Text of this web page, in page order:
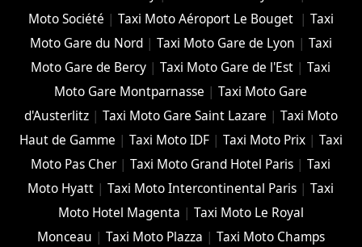
Moto Société | Taxi Moto Aéroport Le Bouget | Taxi
Moto Gare du Nord| Taxi Moto Gare de Lyon | Taxi
Moto Gare de Bercy |Taxi Moto Gare de l'Est |Taxi
Moto Gare Montparnasse |Taxi Moto Gare
d'Austerlitz| Taxi Moto Gare Saint Lazare | Taxi Moto
Haut de Gamme | Taxi Moto IDF| Taxi Moto Prix| Taxi
Moto Pas Cher |Taxi Moto Grand Hotel Paris |Taxi
Moto Hyatt |Taxi Moto Intercontinental Paris |Taxi
Moto Hotel Magenta | Taxi Moto Le Royal
Monceau | Taxi Moto Plazza | Taxi Moto Champs